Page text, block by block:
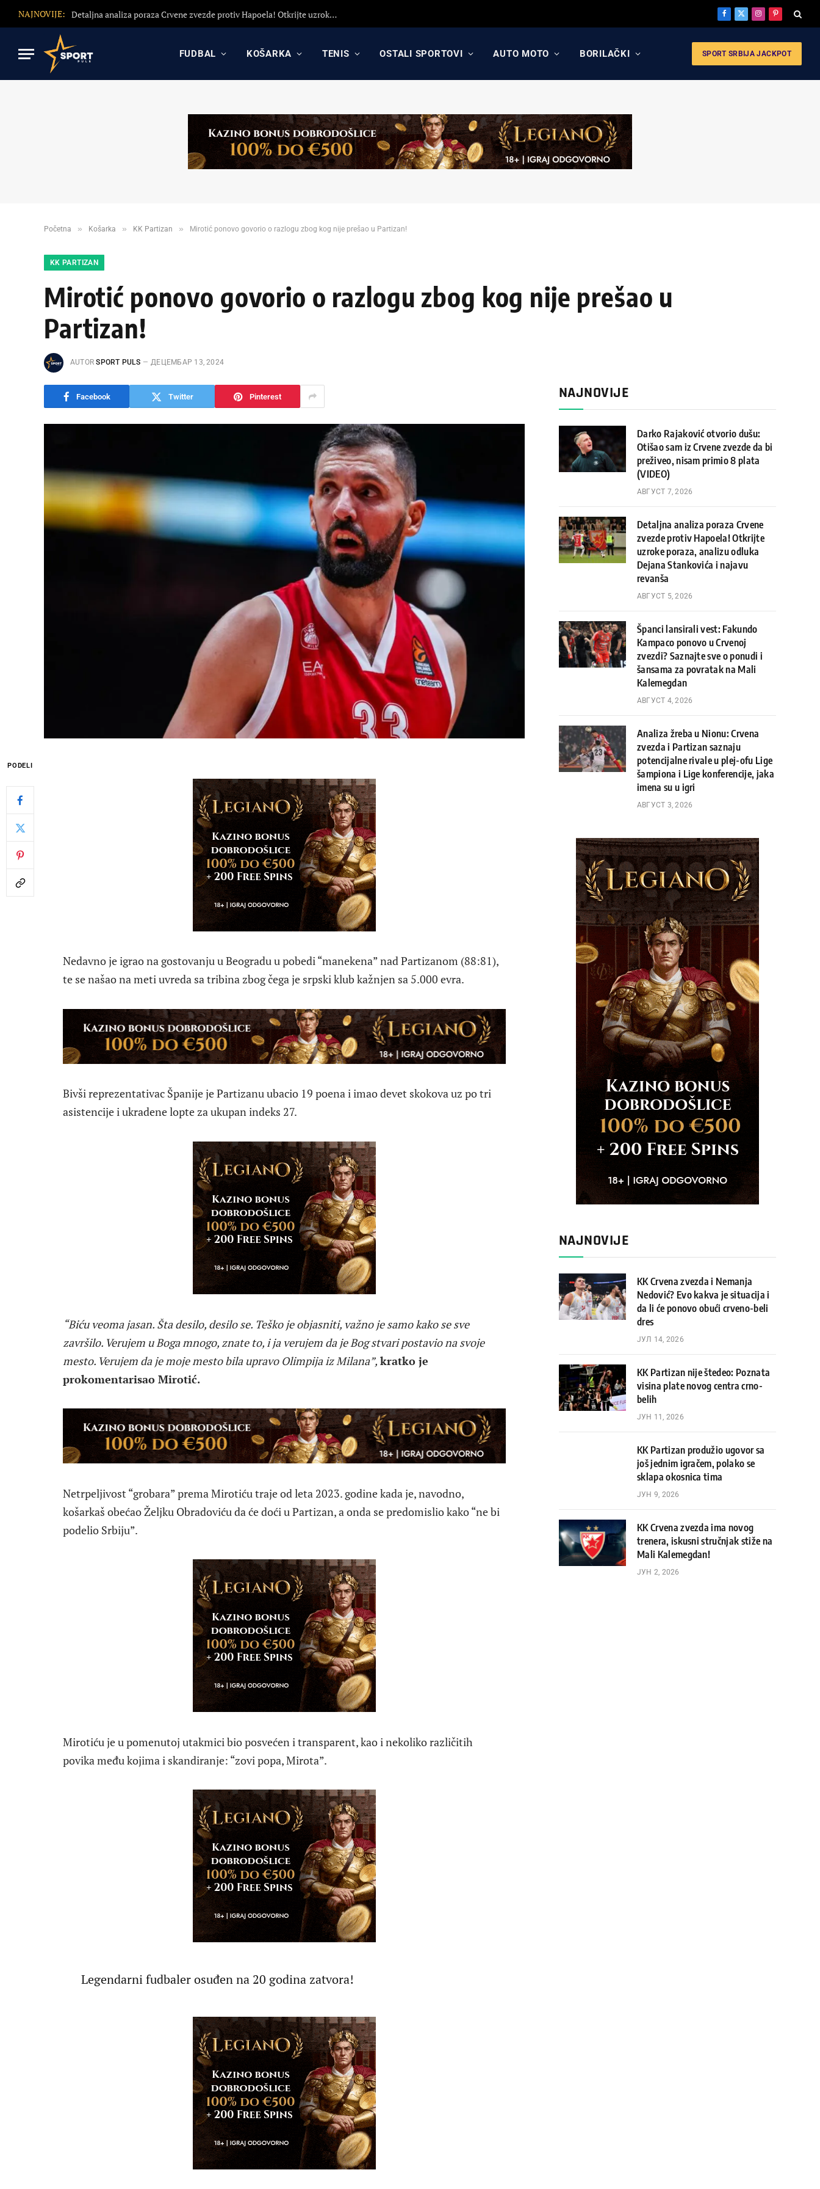
NAJNOVIJE: Detaljna analiza poraza Crvene zvezde protiv Hapoela! Otkrijte uzroke poraza, analizu odluka Dejana Stankovića i najavu revanša Facebook
X
Instagram
Pinterest
FUDBAL KOŠARKA TENIS OSTALI SPORTOVI AUTO MOTO BORILAČKI SPORT SRBIJA JACKPOT
Početna » Košarka » KK Partizan » Mirotić ponovo govorio o razlogu zbog kog nije prešao u Partizan!
KK PARTIZAN
Mirotić ponovo govorio o razlogu zbog kog nije prešao u
Partizan!
AUTOR SPORT PULS ДЕЦЕМБАР 13, 2024
Facebook Twitter Pinterest
PODELI
Nedavno je igrao na gostovanju u Beogradu u pobedi “manekena” nad Partizanom (88:81),
te se našao na meti uvreda sa tribina zbog čega je srpski klub kažnjen sa 5.000 evra.
Bivši reprezentativac Španije je Partizanu ubacio 19 poena i imao devet skokova uz po tri
asistencije i ukradene lopte za ukupan indeks 27.
“Biću veoma jasan. Šta desilo, desilo se. Teško je objasniti, važno je samo kako se sve
završilo. Verujem u Boga mnogo, znate to, i ja verujem da je Bog stvari postavio na svoje
mesto. Verujem da je moje mesto bila upravo Olimpija iz Milana”, kratko je
prokomentarisao Mirotić.
Netrpeljivost “grobara” prema Mirotiću traje od leta 2023. godine kada je, navodno,
košarkaš obećao Željku Obradoviću da će doći u Partizan, a onda se predomislio kako “ne bi
podelio Srbiju”.
Mirotiću je u pomenutoj utakmici bio posvećen i transparent, kao i nekoliko različitih
povika među kojima i skandiranje: “zovi popa, Mirota”.
Legendarni fudbaler osuđen na 20 godina zatvora!
NAJNOVIJE
Darko Rajaković otvorio dušu:
Otišao sam iz Crvene zvezde da bi
preživeo, nisam primio 8 plata
(VIDEO)
АВГУСТ 7, 2026
Detaljna analiza poraza Crvene
zvezde protiv Hapoela! Otkrijte
uzroke poraza, analizu odluka
Dejana Stankovića i najavu
revanša
АВГУСТ 5, 2026
Španci lansirali vest: Fakundo
Kampaco ponovo u Crvenoj
zvezdi? Saznajte sve o ponudi i
šansama za povratak na Mali
Kalemegdan
АВГУСТ 4, 2026
Analiza žreba u Nionu: Crvena
zvezda i Partizan saznaju
potencijalne rivale u plej-ofu Lige
šampiona i Lige konferencije, jaka
imena su u igri
АВГУСТ 3, 2026
NAJNOVIJE
KK Crvena zvezda i Nemanja
Nedović? Evo kakva je situacija i
da li će ponovo obući crveno-beli
dres
ЈУЛ 14, 2026
KK Partizan nije štedeo: Poznata
visina plate novog centra crno-
belih
ЈУН 11, 2026
KK Partizan produžio ugovor sa
još jednim igračem, polako se
sklapa okosnica tima
ЈУН 9, 2026
KK Crvena zvezda ima novog
trenera, iskusni stručnjak stiže na
Mali Kalemegdan!
ЈУН 2, 2026